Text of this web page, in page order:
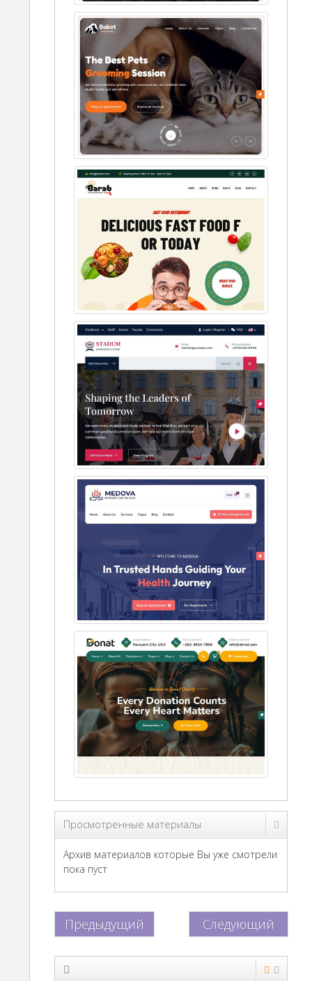
Просмотренные материалы
Архив материалов которые Вы уже смотрели
пока пуст
Предыдущий Следующий